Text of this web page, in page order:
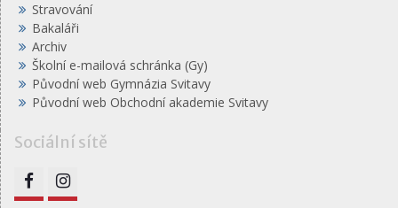
Stravování
Bakaláři
Archiv
Školní e-mailová schránka (Gy)
Původní web Gymnázia Svitavy
Původní web Obchodní akademie Svitavy
Sociální sítě